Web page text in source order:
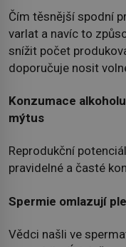
Čím těsnější spodní
varlat a navíc to
snížit počet
doporučuje nosit
Konzumace
mýtus
Reprodukční
pravidelné a časté
Spermie omlazují
Vědci našli ve